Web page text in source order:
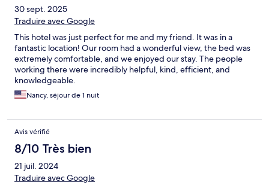
30 sept. 2025
Traduire avec Google
This hotel was just perfect for me and my friend. It was in a
fantastic location! Our room had a wonderful view, the bed was
extremely comfortable, and we enjoyed our stay. The people
working there were incredibly helpful, kind, efficient, and
knowledgeable.
Nancy, séjour de 1 nuit
Avis vérifié
8/10 Très bien
21 juil. 2024
Traduire avec Google